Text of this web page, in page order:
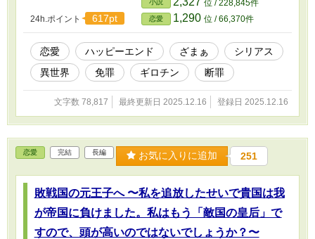
アレクサンダーがいきなり涙を流して抱きついてきたのだ。 「す
まなかった！ 俺が間違っていた、やり直させてくれ！」 どうやら
彼も「ヴィオレッタを処刑した後、冤罪だったと知って絶望し、時
間を巻き戻した記憶」を持っているらしい。 心を入れ替え、情熱
的に愛を囁く王太子。しかし、ヴィオレッタの心は氷点下だった。
（何を必死になっているのかしら？ 私の首を落としたその手で、
で、周囲から「死神」と忌み嫌われる葬儀卿・シルヴィオ公爵と出
会う。 王太子の眩しすぎる愛に疲弊していたヴィオレッタに、シ
ルヴィオは静かに告げた。 「美しい。君の瞳は、まるで極上の遺
体のようだ」 これは、かつての愛を取り戻そうと暴走する「太
陽」のような王太子と、 傷ついた心を「静寂」で包み込む「夜」
のような葬儀卿との間で揺れる……ことは全くなく、 全力で死神
公爵との「平穏な余生（スローデス）」を目指す元悪女の、温度差
MAXのラブストーリー。
24h.ポイント 617pt
位 / 228,845件
恋愛 1,290 位 / 66,370件
恋愛 ハッピーエンド ざまぁ
シリアス
異世界
免罪 ギロチン 断罪
文字数 78,817 最終更新日 2025.12.16 登録日 2025.12.16
恋愛 完結 長編 お気に入りに追加 251
敗戦国の元王子へ 〜私を追放したせいで貴国は我
が帝国に負けました。私はもう「敵国の皇后」で
すので、頭が高いのではないでしょうか？〜